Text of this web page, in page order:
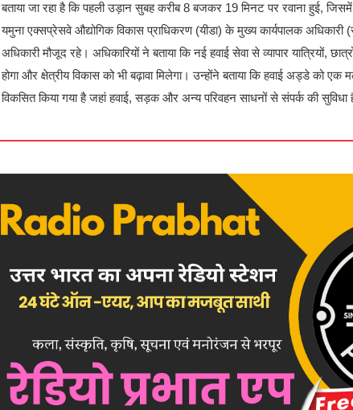
बताया जा रहा है कि पहली उड़ान सुबह करीब 8 बजकर 19 मिनट पर रवाना हुई,
यमुना एक्सप्रेसवे औद्योगिक विकास प्राधिकरण (यीडा) के मुख्य कार्यपालक
अधिकारी मौजूद रहे। अधिकारियों ने बताया कि नई हवाई सेवा से व्यापार यात्रियों,
होगा और क्षेत्रीय विकास को भी बढ़ावा मिलेगा। उन्होंने बताया कि हवाई अड्डे को एक
विकसित किया गया है जहां हवाई, सड़क और अन्य परिवहन साधनों से संपर्क की सुविधा